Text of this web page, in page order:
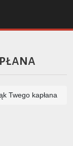
Twego kapłana